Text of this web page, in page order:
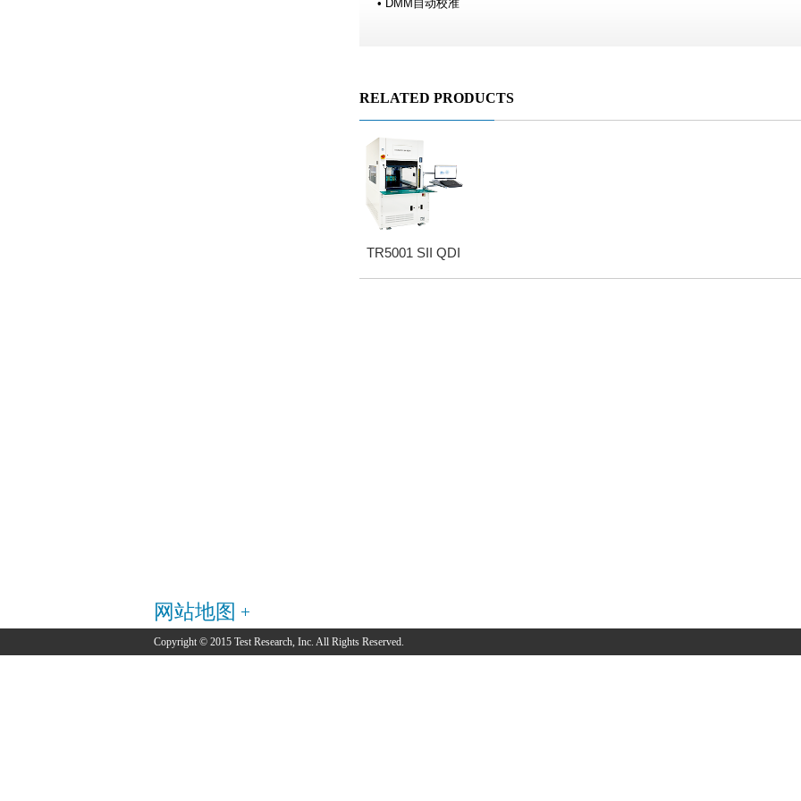
• DMM自动校准
RELATED PRODUCTS
TR5001 SII QDI
网站地图
Copyright © 2015 Test Research, Inc. All Rights Reserved.